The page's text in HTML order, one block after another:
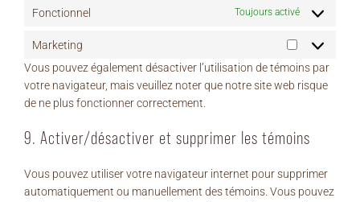
Fonctionnel Toujours activé
Marketing
Marketing
Vous pouvez également désactiver l’utilisation de témoins par
votre navigateur, mais veuillez noter que notre site web risque
de ne plus fonctionner correctement.
9. Activer/désactiver et supprimer les témoins
Vous pouvez utiliser votre navigateur internet pour supprimer
automatiquement ou manuellement des témoins. Vous pouvez